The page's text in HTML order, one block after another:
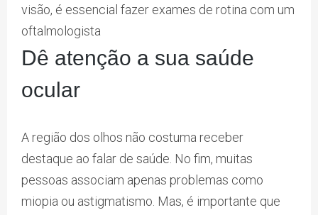
visão, é essencial fazer exames de rotina com um
oftalmologista
Dê atenção a sua saúde
ocular
A região dos olhos não costuma receber
destaque ao falar de saúde. No fim, muitas
pessoas associam apenas problemas como
miopia ou astigmatismo. Mas, é importante que